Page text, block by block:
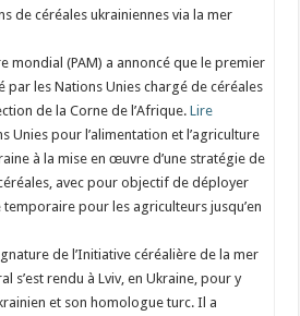
de céréales ukrainiennes via la mer
mondial (PAM) a annoncé que le premier
par les Nations Unies chargé de céréales
de la Corne de l’Afrique.Lire
Unies pour l’alimentation et l’agriculture
à la mise en œuvre d’une stratégie de
avec pour objectif de déployer
pour les agriculteurs jusqu’en
de l’Initiative céréalière de la mer
s’est rendu à Lviv, en Ukraine, pour y
et son homologue turc. Il a